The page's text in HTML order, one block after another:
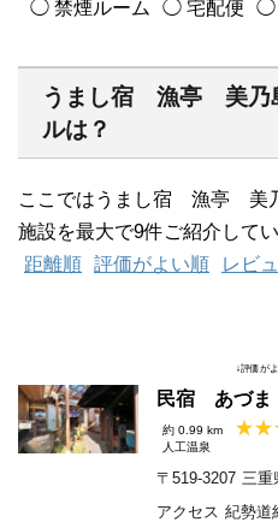
◯ 禁煙ルーム ◯ 宅配便 ◯
うまし宿 漁亭 美乃
ルは？
ここではうまし宿 漁亭 美
施設を最大で9件ご紹介してい
距離順 評価がよい順 レビ
↓評価が
民宿 あづま
約 0.99 km
人工温泉
〒519-3207 三重
アクセス 紀勢道